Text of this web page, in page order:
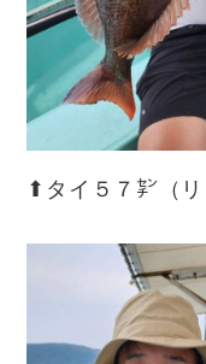
⬆︎タイ５７㌢（